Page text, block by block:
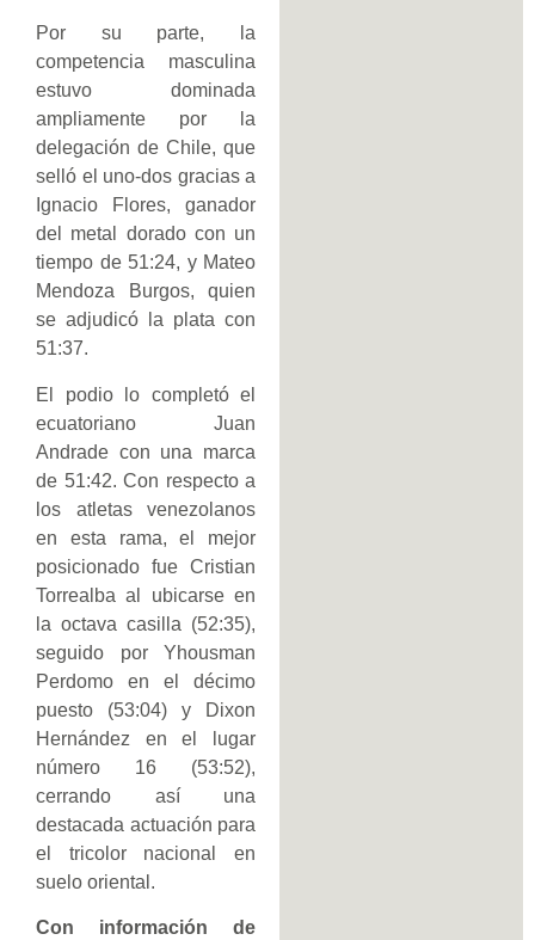
Por su parte, la
competencia masculina
estuvo dominada
ampliamente por la
delegación de Chile, que
selló el uno-dos gracias a
Ignacio Flores, ganador
del metal dorado con un
tiempo de 51:24, y Mateo
Mendoza Burgos, quien
se adjudicó la plata con
51:37.
El podio lo completó el
ecuatoriano Juan
Andrade con una marca
de 51:42. Con respecto a
los atletas venezolanos
en esta rama, el mejor
posicionado fue Cristian
Torrealba al ubicarse en
la octava casilla (52:35),
seguido por Yhousman
Perdomo en el décimo
puesto (53:04) y Dixon
Hernández en el lugar
número 16 (53:52),
cerrando así una
destacada actuación para
el tricolor nacional en
suelo oriental.
Con información de